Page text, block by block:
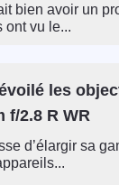
bien avoir un
ont vu le...
les
f/2.8 R WR
d’élargir sa